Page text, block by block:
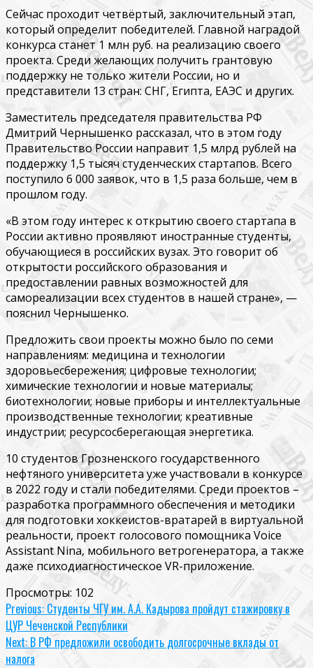
Сейчас проходит четвёртый, заключительный этап,
который определит победителей. Главной наградой
конкурса станет 1 млн руб. на реализацию своего
проекта. Среди желающих получить грантовую
поддержку не только жители России, но и
представители 13 стран: СНГ, Египта, ЕАЭС и других.
Заместитель председателя правительства РФ
Дмитрий Чернышенко рассказал, что в этом году
Правительство России направит 1,5 млрд рублей на
поддержку 1,5 тысяч студенческих стартапов. Всего
поступило 6 000 заявок, что в 1,5 раза больше, чем в
прошлом году.
«В этом году интерес к открытию своего стартапа в
России активно проявляют иностранные студенты,
обучающиеся в российских вузах. Это говорит об
открытости российского образования и
предоставлении равных возможностей для
самореализации всех студентов в нашей стране», —
пояснил Чернышенко.
Предложить свои проекты можно было по семи
направлениям: медицина и технологии
здоровьесбережения; цифровые технологии;
химические технологии и новые материалы;
биотехнологии; новые приборы и интеллектуальные
производственные технологии; креативные
индустрии; ресурсосберегающая энергетика.
10 студентов Грозненского государственного
нефтяного университета уже участвовали в конкурсе
в 2022 году и стали победителями. Среди проектов –
разработка программного обеспечения и методики
для подготовки хоккеистов-вратарей в виртуальной
реальности, проект голосового помощника Voice
Assistant Nina, мобильного ветрогенератора, а также
даже психодиагностическое VR-приложение.
Просмотры: 102
Continue
Reading
Previous: Студенты ЧГУ им. А.А. Кадырова пройдут стажировку в
ЦУР Чеченской Республики
Next: В РФ предложили освободить долгосрочные вклады от
налога